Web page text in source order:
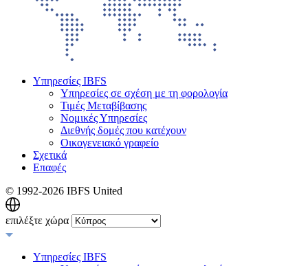
Υπηρεσίες IBFS
Υπηρεσίες σε σχέση με τη φορολογία
Τιμές Μεταβίβασης
Νομικές Υπηρεσίες
Διεθνής δομές που κατέχουν
Οικογενειακό γραφείο
Σχετικά
Επαφές
© 1992-2026 IBFS United
επιλέξτε χώρα
Υπηρεσίες IBFS